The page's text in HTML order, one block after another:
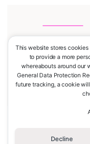
This website stores
to provide a more
whereabouts around our
General Data Protection
future tracking, a cookie
Decline